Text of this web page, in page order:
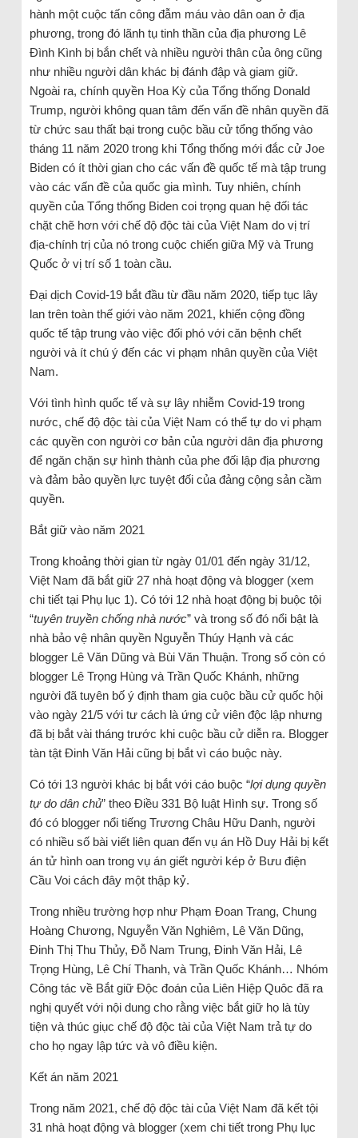
hành một cuộc tấn công đẫm máu vào dân oan ở địa
phương, trong đó lãnh tụ tinh thần của địa phương Lê
Đình Kình bị bắn chết và nhiều người thân của ông cũng
như nhiều người dân khác bị đánh đập và giam giữ.
Ngoài ra, chính quyền Hoa Kỳ của Tổng thống Donald
Trump, người không quan tâm đến vấn đề nhân quyền đã
từ chức sau thất bại trong cuộc bầu cử tổng thống vào
tháng 11 năm 2020 trong khi Tổng thống mới đắc cử Joe
Biden có ít thời gian cho các vấn đề quốc tế mà tập trung
vào các vấn đề của quốc gia mình. Tuy nhiên, chính
quyền của Tổng thống Biden coi trọng quan hệ đối tác
chặt chẽ hơn với chế độ độc tài của Việt Nam do vị trí
địa-chính trị của nó trong cuộc chiến giữa Mỹ và Trung
Quốc ở vị trí số 1 toàn cầu.
Đại dịch Covid-19 bắt đầu từ đầu năm 2020, tiếp tục lây
lan trên toàn thế giới vào năm 2021, khiến cộng đồng
quốc tế tập trung vào việc đối phó với căn bệnh chết
người và ít chú ý đến các vi phạm nhân quyền của Việt
Nam.
Với tình hình quốc tế và sự lây nhiễm Covid-19 trong
nước, chế độ độc tài của Việt Nam có thể tự do vi phạm
các quyền con người cơ bản của người dân địa phương
để ngăn chặn sự hình thành của phe đối lập địa phương
và đảm bảo quyền lực tuyệt đối của đảng cộng sản cầm
quyền.
Bắt giữ vào năm 2021
Trong khoảng thời gian từ ngày 01/01 đến ngày 31/12,
Việt Nam đã bắt giữ 27 nhà hoạt động và blogger (xem
chi tiết tại Phụ lục 1). Có tới 12 nhà hoạt động bị buộc tội
“tuyên truyền chống nhà nước” và trong số đó nổi bật là
nhà bảo vệ nhân quyền Nguyễn Thúy Hạnh và các
blogger Lê Văn Dũng và Bùi Văn Thuận. Trong số còn có
blogger Lê Trọng Hùng và Trần Quốc Khánh, những
người đã tuyên bố ý định tham gia cuộc bầu cử quốc hội
vào ngày 21/5 với tư cách là ứng cử viên độc lập nhưng
đã bị bắt vài tháng trước khi cuộc bầu cử diễn ra. Blogger
tàn tật Đinh Văn Hải cũng bị bắt vì cáo buộc này.
Có tới 13 người khác bị bắt với cáo buộc “lợi dụng quyền
tự do dân chủ” theo Điều 331 Bộ luật Hình sự. Trong số
đó có blogger nổi tiếng Trương Châu Hữu Danh, người
có nhiều số bài viết liên quan đến vụ án Hồ Duy Hải bị kết
án tử hình oan trong vụ án giết người kép ở Bưu điện
Cầu Voi cách đây một thập kỷ.
Trong nhiều trường hợp như Phạm Đoan Trang, Chung
Hoàng Chương, Nguyễn Văn Nghiêm, Lê Văn Dũng,
Đinh Thị Thu Thủy, Đỗ Nam Trung, Đinh Văn Hải, Lê
Trọng Hùng, Lê Chí Thanh, và Trần Quốc Khánh… Nhóm
Công tác về Bắt giữ Độc đoán của Liên Hiệp Quôc đã ra
nghị quyết với nội dung cho rằng việc bắt giữ họ là tùy
tiện và thúc giục chế độ độc tài của Việt Nam trả tự do
cho họ ngay lập tức và vô điều kiện.
Kết án năm 2021
Trong năm 2021, chế độ độc tài của Việt Nam đã kết tội
31 nhà hoạt động và blogger (xem chi tiết trong Phụ lục